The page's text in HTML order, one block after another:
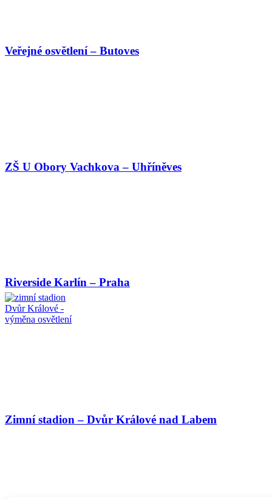
Veřejné osvětlení – Butoves
ZŠ U Obory Vachkova – Uhříněves
Riverside Karlín – Praha
Zimní stadion – Dvůr Králové nad Labem